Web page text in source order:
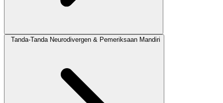
Tanda-Tanda Neurodivergen & Pemeriksaan Mandiri